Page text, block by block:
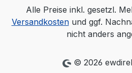
Alle Preise inkl. gesetzl.
Versandkostenund ggf.
nicht anders
© 2026